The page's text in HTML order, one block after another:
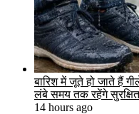
बारिश में जूते हो जाते हैं
लंबे समय तक रहेंगे सुरक्षित
14 hours ago